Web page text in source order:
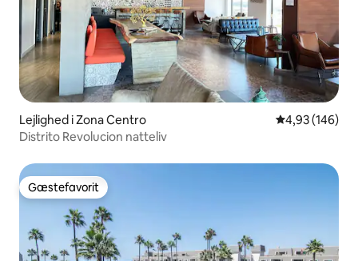
Lejlighed i Zona Centro 4,93 ud af 5 i
4,93 (146)
Distrito Revolucion natteliv
Gæstefavorit
Gæstefavorit